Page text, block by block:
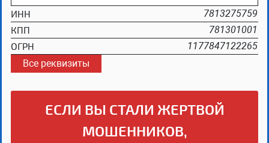
ИНН
7813275759
КПП
781301001
ОГРН
1177847122265
Все реквизиты
ЕСЛИ ВЫ СТАЛИ ЖЕРТВОЙ
МОШЕННИКОВ,